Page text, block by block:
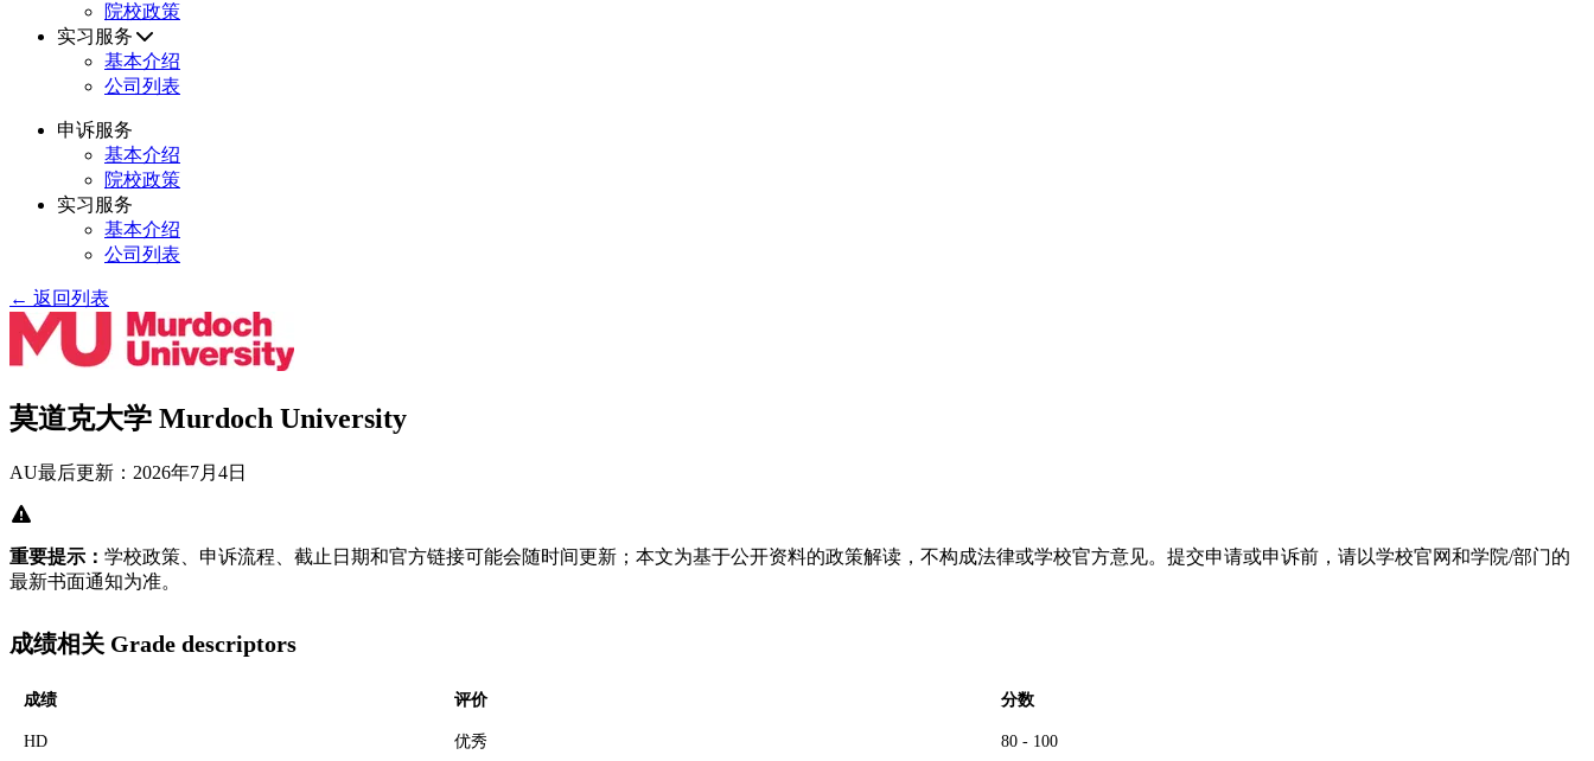
院校政策
实习服务
基本介绍
公司列表
申诉服务
基本介绍
院校政策
实习服务
基本介绍
公司列表
← 返回列表
莫道克大学 Murdoch University
AU最后更新：2026年7月4日
重要提示： 学校政策、申诉流程、截止日期和官方链接可能会随时间更新；本文为基于公开资料的政策解读，不构成法律或学校官方意见。提交申请或申诉前，请以学校官网和学院/部门的
最新书面通知为准。
成绩相关 Grade descriptors
成绩 评价 分数
HD 优秀 80 - 100